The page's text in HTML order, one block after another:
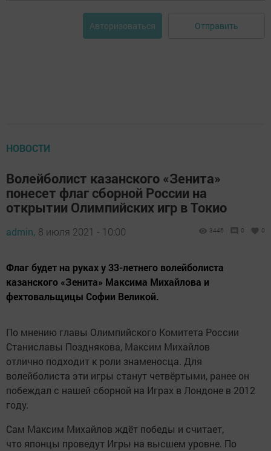
Авторизоваться Отправить
НОВОСТИ
Волейболист казанского «Зенита»
понесет флаг сборной России на
открытии Олимпийских игр в Токио
admin, 8 июля 2021 - 10:00 3446 0 0
Флаг будет на руках у 33-летнего волейболиста
казанского «Зенита» Максима Михайлова и
фехтовальщицы Софии Великой.
По мнению главы Олимпийского Комитета России
Станиславы Позднякова, Максим Михайлов
отлично подходит к роли знаменосца. Для
волейболиста эти игры станут четвёртыми, ранее он
побеждал с нашей сборной на Играх в Лондоне в 2012
году.
Сам Максим Михайлов ждёт победы и считает,
что японцы проведут Игры на высшем уровне. По